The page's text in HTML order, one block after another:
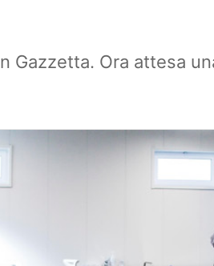
Gazzetta. Ora attesa